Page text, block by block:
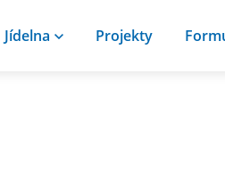
Jídelna Projekty